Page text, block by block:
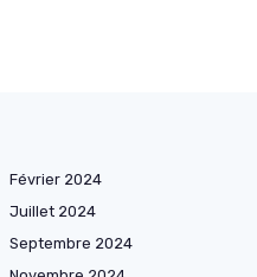
Février 2024
Juillet 2024
Septembre 2024